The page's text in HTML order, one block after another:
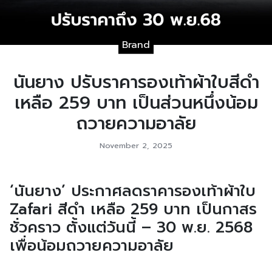
Brand
นันยาง ปรับราคารองเท้าผ้าใบสีดำ
เหลือ 259 บาท เป็นส่วนหนึ่งน้อม
ถวายความอาลัย
November 2, 2025
‘นันยาง’ ประกาศลดราคารองเท้าผ้าใบ
Zafari สีดำ เหลือ 259 บาท เป็นกาสร
ชั่วคราว ตั้งแต่วันนี้ – 30 พ.ย. 2568
เพื่อน้อมถวายความอาลัย